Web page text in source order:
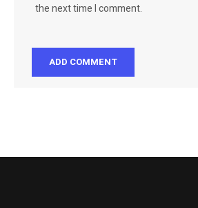
the next time I comment.